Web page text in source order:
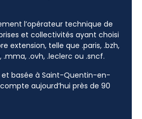
l’opérateur technique de
et collectivités ayant choisi
extension, telle que .paris, .bzh,
.mma, .ovh, .leclerc ou .sncf.
et basée à Saint-Quentin-en-
aujourd’hui près de 90